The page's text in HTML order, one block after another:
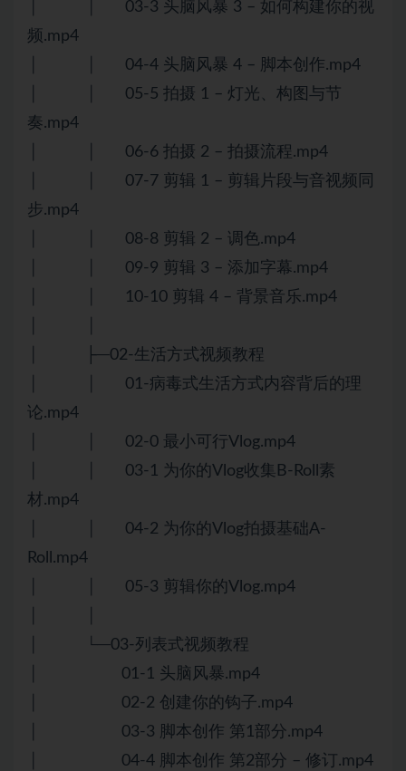
│ │ 03-3 头脑风暴 3 – 如何构建你的视
频.mp4
│ │ 04-4 头脑风暴 4 – 脚本创作.mp4
│ │ 05-5 拍摄 1 – 灯光、构图与节
奏.mp4
│ │ 06-6 拍摄 2 – 拍摄流程.mp4
│ │ 07-7 剪辑 1 – 剪辑片段与音视频同
步.mp4
│ │ 08-8 剪辑 2 – 调色.mp4
│ │ 09-9 剪辑 3 – 添加字幕.mp4
│ │ 10-10 剪辑 4 – 背景音乐.mp4
│ ├─02-生活方式视频教程
│ │ 01-病毒式生活方式内容背后的理
论.mp4
│ │ 02-0 最小可行Vlog.mp4
│ │ 03-1 为你的Vlog收集B-Roll素
材.mp4
│ │ 04-2 为你的Vlog拍摄基础A-
Roll.mp4
│ │ 05-3 剪辑你的Vlog.mp4
│ └─03-列表式视频教程
│ 01-1 头脑风暴.mp4
│ 02-2 创建你的钩子.mp4
│ 03-3 脚本创作 第1部分.mp4
│ 04-4 脚本创作 第2部分 – 修订.mp4